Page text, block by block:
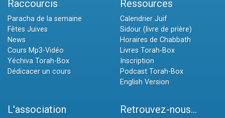
Raccourcis
Paracha de la semaine
Fêtes Juives
News
Cours Mp3-Vidéo
Yéchiva Torah-Box
Dédicacer un cours
Ressources
Calendrier Juif
Sidour (livre de prière)
Horaires de Chabbath
Livres Torah-Box
Inscription
Podcast Torah-Box
English Version
L'association Retrouvez-nous...